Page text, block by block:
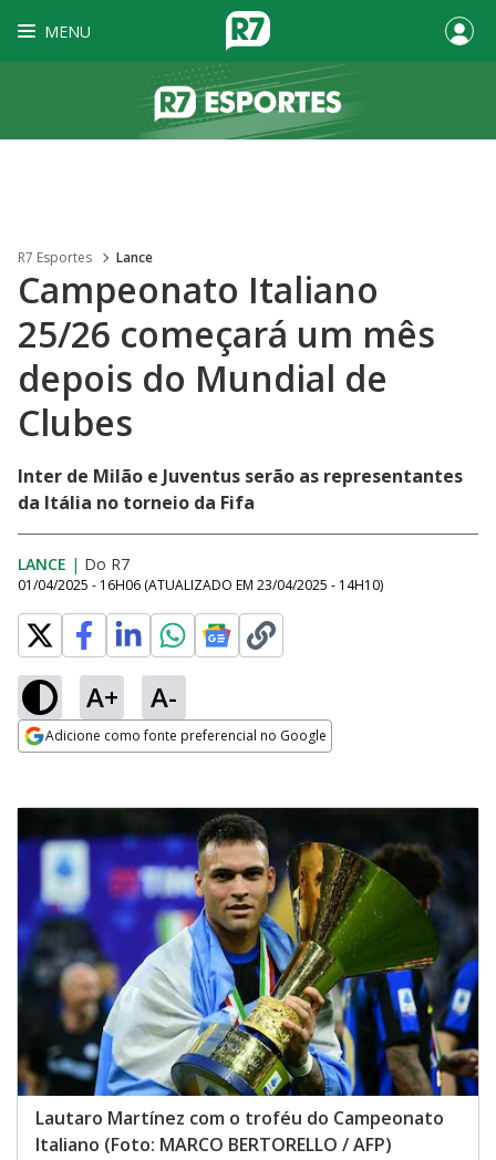
MENU
R7 Esportes Lance
Campeonato Italiano
25/26 começará um mês
depois do Mundial de
Clubes
Inter de Milão e Juventus serão as representantes
da Itália no torneio da Fifa
LANCE | Do R7
01/04/2025 - 16H06 (ATUALIZADO EM 23/04/2025 - 14H10)
A+ A-
Adicione como fonte preferencial no Google
Lautaro Martínez com o troféu do Campeonato
Italiano (Foto: MARCO BERTORELLO / AFP)